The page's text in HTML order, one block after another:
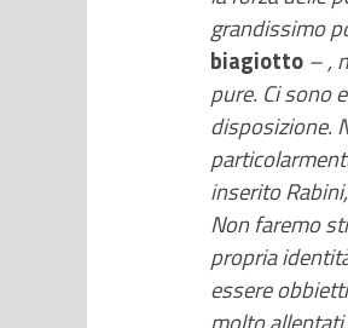
grandissimo
biagiotto – ,
pure. Ci sono
disposizione.
inserito
Non faremo
propria
essere